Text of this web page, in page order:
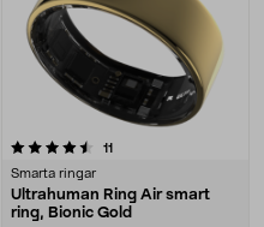
11
Smarta ringar
Ultrahuman Ring Air smart
ring, Bionic Gold